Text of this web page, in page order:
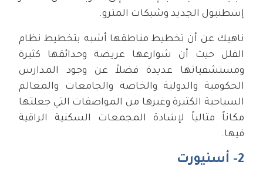
إسطنبول الجديد وشبكات المترو.
ناهيك عن أن تخطيط مناطقها أشبه بتخطيط نظام
الفلل حيث أن شوارعها عريضة وحدائقها كثيرة
ومستشفياتها عديدة فضلاً عن وجود المدارس
الحكومية والدولية والخاصة والجامعات والمعالم
السياحية الكثيرة وغيرها من المواصفات التي جعلتها
مكاناً مثالياً لإشادة المجمعات السكنية الراقية
فيها.
2- أسنيورت